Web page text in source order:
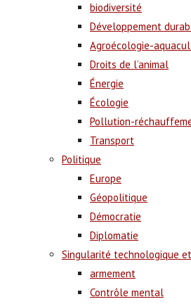
biodiversité
Développement
Agroécologie-
Droits de l’animal
Énergie
Écologie
Pollution-
Transport
Politique
Europe
Géopolitique
Démocratie
Diplomatie
Singularité technologique
armement
Contrôle mental